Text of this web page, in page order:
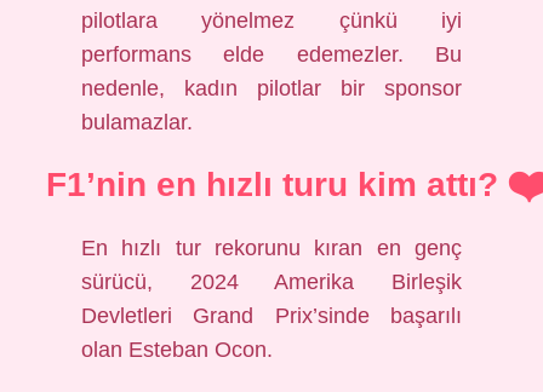
pilotlara yönelmez çünkü iyi
performans elde edemezler. Bu
nedenle, kadın pilotlar bir sponsor
bulamazlar.
F1’nin en hızlı turu kim attı?
En hızlı tur rekorunu kıran en genç
sürücü, 2024 Amerika Birleşik
Devletleri Grand Prix’sinde başarılı
olan Esteban Ocon.